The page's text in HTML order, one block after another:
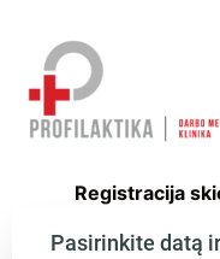
Registracija
Pasirinkite datą